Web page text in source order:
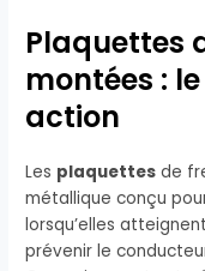
Plaquettes
montées :
action
Les plaquettes de
métallique conçu
lorsqu’elles
prévenir le